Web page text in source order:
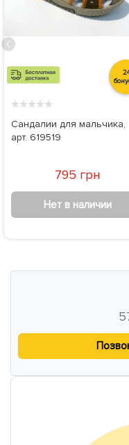
★★★★★
Сандалии для мальчика,
арт. 619519
795 грн
Нет в наличии